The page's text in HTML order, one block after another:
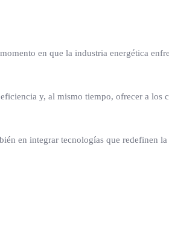
en que la industria energética
y, al mismo tiempo, ofrecer a los
en integrar tecnologías que redefinen